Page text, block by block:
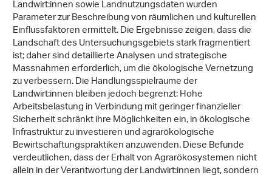
Landwirt:innen sowie Landnutzungsdaten wurden
Parameter zur Beschreibung von räumlichen und kulturellen
Einflussfaktoren ermittelt. Die Ergebnisse zeigen, dass die
Landschaft des Untersuchungsgebiets stark fragmentiert
ist; daher sind detaillierte Analysen und strategische
Massnahmen erforderlich, um die ökologische Vernetzung
zu verbessern. Die Handlungsspielräume der
Landwirt:innen bleiben jedoch begrenzt: Hohe
Arbeitsbelastung in Verbindung mit geringer finanzieller
Sicherheit schränkt ihre Möglichkeiten ein, in ökologische
Infrastruktur zu investieren und agrarökologische
Bewirtschaftungspraktiken anzuwenden. Diese Befunde
verdeutlichen, dass der Erhalt von Agrarökosystemen nicht
allein in der Verantwortung der Landwirt:innen liegt, sondern